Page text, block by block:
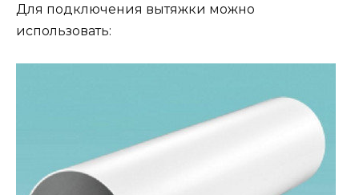
Для подключения вытяжки можно
использовать: